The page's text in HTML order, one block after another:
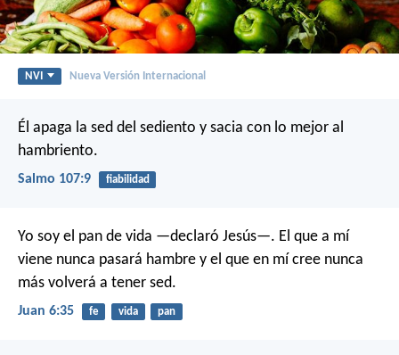
NVI Nueva Versión Internacional
Él apaga la sed del sediento y sacia con lo mejor al
hambriento.
Salmo 107:9 fiabilidad
Yo soy el pan de vida —declaró Jesús—. El que a mí
viene nunca pasará hambre y el que en mí cree nunca
más volverá a tener sed.
Juan 6:35 fe vida pan